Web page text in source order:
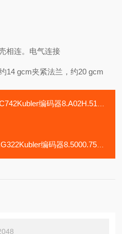
相连。电气连接
14 gcm夹紧法兰，约20 gcm
编码器8.A02H.5192.1024
编码器8.5000.7558.3000